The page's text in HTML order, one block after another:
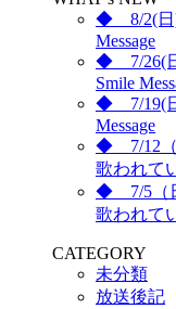
◆ 8/2(日)
Message
◆ 7/26(
Smile
◆ 7/19(日
Message
◆ 7/12（
歌われて
◆ 7/5（
歌われて
CATEGORY
未分類
放送後記